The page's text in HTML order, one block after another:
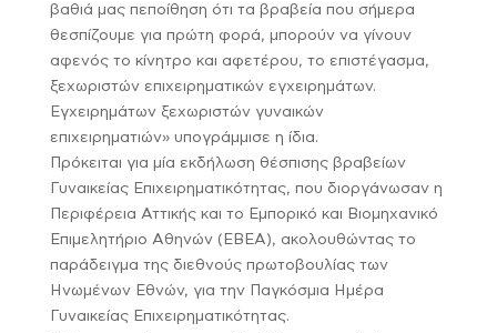
βαθιά μας πεποίθηση ότι τα βραβεία που σήμερα
θεσπίζουμε για πρώτη φορά, μπορούν να γίνουν
αφενός το κίνητρο και αφετέρου, το επιστέγασμα,
ξεχωριστών επιχειρηματικών εγχειρημάτων.
Εγχειρημάτων ξεχωριστών γυναικών
επιχειρηματιών» υπογράμμισε η ίδια.
Πρόκειται για μία εκδήλωση θέσπισης βραβείων
Γυναικείας Επιχειρηματικότητας, που διοργάνωσαν η
Περιφέρεια Αττικής και το Εμπορικό και Βιομηχανικό
Επιμελητήριο Αθηνών (ΕΒΕΑ), ακολουθώντας το
παράδειγμα της διεθνούς πρωτοβουλίας των
Ηνωμένων Εθνών, για την Παγκόσμια Ημέρα
Γυναικείας Επιχειρηματικότητας.